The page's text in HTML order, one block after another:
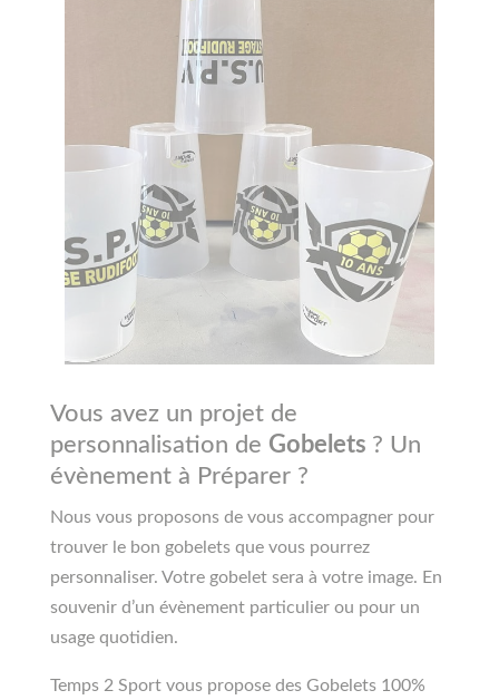
Vous avez un projet de
personnalisation de Gobelets ? Un
évènement à Préparer ?
Nous vous proposons de vous accompagner pour
trouver le bon gobelets que vous pourrez
personnaliser. Votre gobelet sera à votre image. En
souvenir d’un évènement particulier ou pour un
usage quotidien.
Temps 2 Sport vous propose des Gobelets 100%